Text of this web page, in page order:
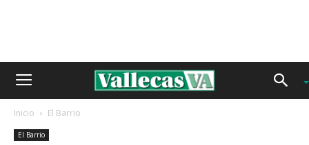
Inicio El Barrio
El Barrio